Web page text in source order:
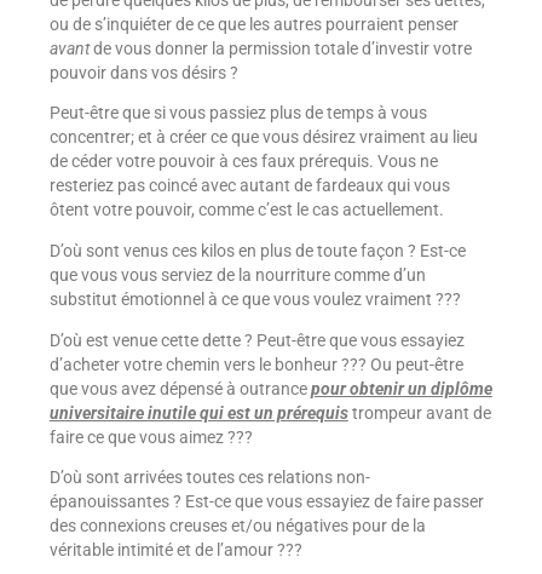
ou de s’inquiéter de ce que les autres pourraient penser
avantde vous donner la permission totale d’investir votre
pouvoir dans vos désirs ?
Peut-être que si vous passiez plus de temps à vous
concentrer; et à créer ce que vous désirez vraiment au lieu
de céder votre pouvoir à ces faux prérequis. Vous ne
resteriez pas coincé avec autant de fardeaux qui vous
ôtent votre pouvoir, comme c’est le cas actuellement.
D’où sont venus ces kilos en plus de toute façon ? Est-ce
que vous vous serviez de la nourriture comme d’un
substitut émotionnel à ce que vous voulez vraiment ???
D’où est venue cette dette ? Peut-être que vous essayiez
d’acheter votre chemin vers le bonheur ??? Ou peut-être
que vous avez dépensé à outrancepour obtenir un diplôme
universitaire inutile qui est un prérequis trompeur avant de
faire ce que vous aimez ???
D’où sont arrivées toutes ces relations non-
épanouissantes ? Est-ce que vous essayiez de faire passer
des connexions creuses et/ou négatives pour de la
véritable intimité et de l’amour ???